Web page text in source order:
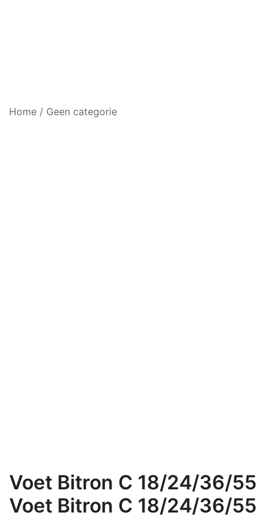
Home / Geen categorie
Voet Bitron C 18/24/36/55
Voet Bitron C 18/24/36/55